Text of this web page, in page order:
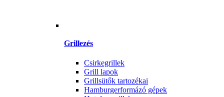
Grillezés
Csirkegrillek
Grill lapok
Grillsütők tartozékai
Hamburgerformázó gépek